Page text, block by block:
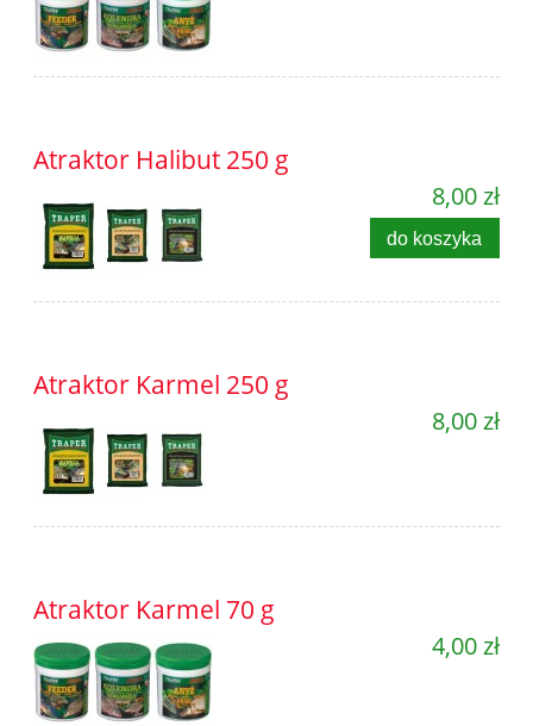
Atraktor Halibut 250 g
8,00 zł
do koszyka
Atraktor Karmel 250 g
8,00 zł
Atraktor Karmel 70 g
4,00 zł